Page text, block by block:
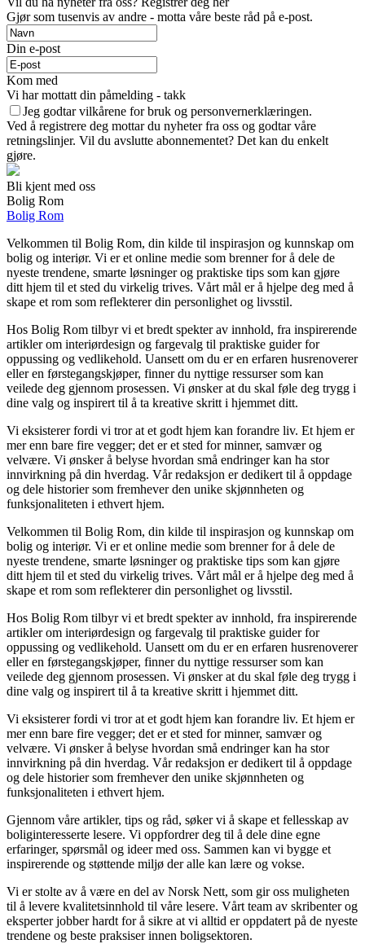
Gjør som tusenvis av andre - motta våre beste råd på e-post.
Din e-post
Kom med
Vi har mottatt din påmelding - takk
Jeg godtar vilkårene for bruk og personvernerklæringen.
Ved å registrere deg mottar du nyheter fra oss og godtar våre
retningslinjer. Vil du avslutte abonnementet? Det kan du enkelt
gjøre.
Bli kjent med oss
Bolig Rom
Bolig Rom
Velkommen til Bolig Rom, din kilde til inspirasjon og kunnskap om
bolig og interiør. Vi er et online medie som brenner for å dele de
nyeste trendene, smarte løsninger og praktiske tips som kan gjøre
ditt hjem til et sted du virkelig trives. Vårt mål er å hjelpe deg med å
skape et rom som reflekterer din personlighet og livsstil.
Hos Bolig Rom tilbyr vi et bredt spekter av innhold, fra inspirerende
artikler om interiørdesign og fargevalg til praktiske guider for
oppussing og vedlikehold. Uansett om du er en erfaren husrenoverer
eller en førstegangskjøper, finner du nyttige ressurser som kan
veilede deg gjennom prosessen. Vi ønsker at du skal føle deg trygg i
dine valg og inspirert til å ta kreative skritt i hjemmet ditt.
Vi eksisterer fordi vi tror at et godt hjem kan forandre liv. Et hjem er
mer enn bare fire vegger; det er et sted for minner, samvær og
velvære. Vi ønsker å belyse hvordan små endringer kan ha stor
innvirkning på din hverdag. Vår redaksjon er dedikert til å oppdage
og dele historier som fremhever den unike skjønnheten og
funksjonaliteten i ethvert hjem.
Velkommen til Bolig Rom, din kilde til inspirasjon og kunnskap om
bolig og interiør. Vi er et online medie som brenner for å dele de
nyeste trendene, smarte løsninger og praktiske tips som kan gjøre
ditt hjem til et sted du virkelig trives. Vårt mål er å hjelpe deg med å
skape et rom som reflekterer din personlighet og livsstil.
Hos Bolig Rom tilbyr vi et bredt spekter av innhold, fra inspirerende
artikler om interiørdesign og fargevalg til praktiske guider for
oppussing og vedlikehold. Uansett om du er en erfaren husrenoverer
eller en førstegangskjøper, finner du nyttige ressurser som kan
veilede deg gjennom prosessen. Vi ønsker at du skal føle deg trygg i
dine valg og inspirert til å ta kreative skritt i hjemmet ditt.
Vi eksisterer fordi vi tror at et godt hjem kan forandre liv. Et hjem er
mer enn bare fire vegger; det er et sted for minner, samvær og
velvære. Vi ønsker å belyse hvordan små endringer kan ha stor
innvirkning på din hverdag. Vår redaksjon er dedikert til å oppdage
og dele historier som fremhever den unike skjønnheten og
funksjonaliteten i ethvert hjem.
Gjennom våre artikler, tips og råd, søker vi å skape et fellesskap av
boliginteresserte lesere. Vi oppfordrer deg til å dele dine egne
erfaringer, spørsmål og ideer med oss. Sammen kan vi bygge et
inspirerende og støttende miljø der alle kan lære og vokse.
Vi er stolte av å være en del av Norsk Nett, som gir oss muligheten
til å levere kvalitetsinnhold til våre lesere. Vårt team av skribenter og
eksperter jobber hardt for å sikre at vi alltid er oppdatert på de nyeste
trendene og beste praksiser innen boligsektoren.